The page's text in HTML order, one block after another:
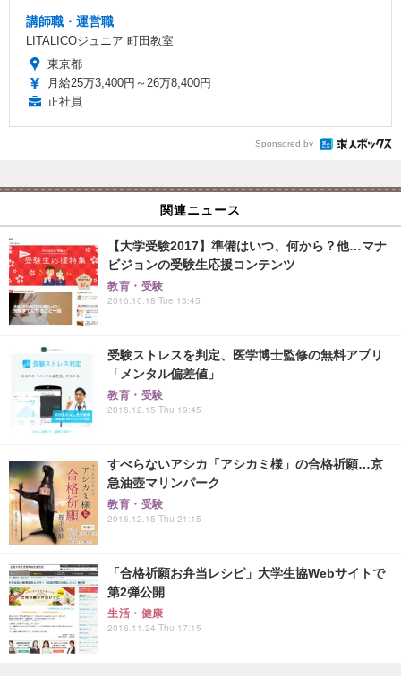
講師職・運営職
LITALICOジュニア 町田教室
東京都
月給25万3,400円～26万8,400円
正社員
Sponsored by
関連ニュース
【大学受験2017】準備はいつ、何から？他…マナ
ビジョンの受験生応援コンテンツ
教育・受験
2016.10.18 Tue 13:45
受験ストレスを判定、医学博士監修の無料アプリ
「メンタル偏差値」
教育・受験
2016.12.15 Thu 19:45
すべらないアシカ「アシカミ様」の合格祈願…京
急油壺マリンパーク
教育・受験
2016.12.15 Thu 21:15
「合格祈願お弁当レシピ」大学生協Webサイトで
第2弾公開
生活・健康
2016.11.24 Thu 17:15